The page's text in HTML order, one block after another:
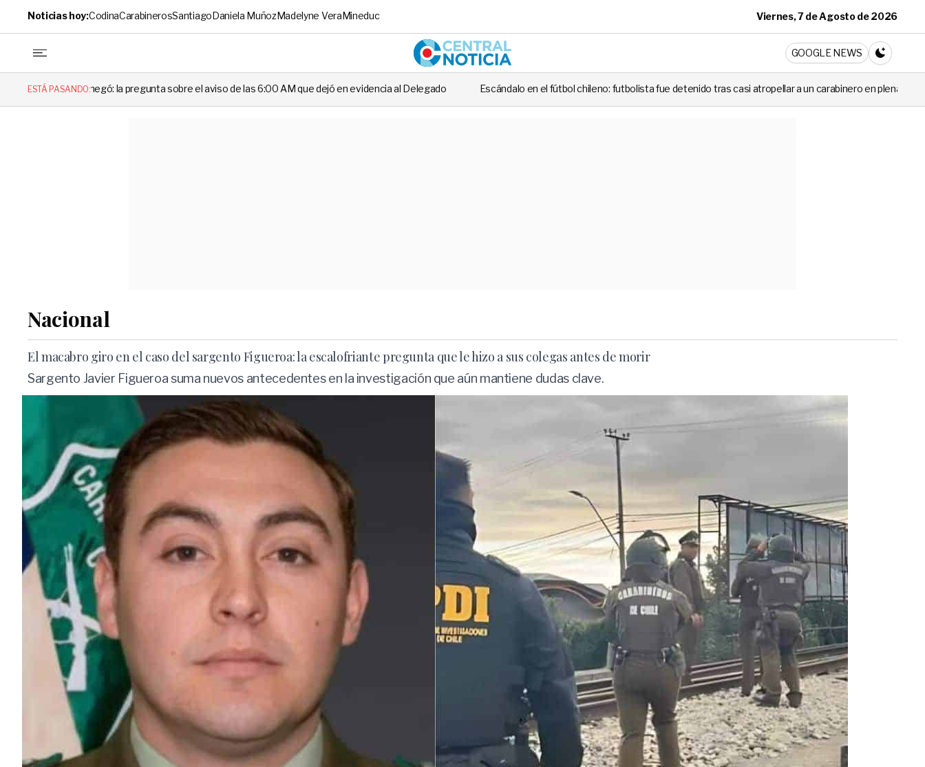
Noticias hoy:CodinaCarabinerosSantiagoDaniela MuñozMadelyne VeraMineduc Viernes, 7 de Agosto de 2026
Central Noticia
GOOGLE NEWS
CAMBIA A
ESTÁ PASANDO:
la pregunta sobre el aviso de las 6:00 AM que dejó en evidencia al Delegado Escándalo en el fútbol chileno: futbolista fue detenido tras casi atropellar a un carabinero en plena fiscalización
Nacional
El macabro giro en el caso del sargento Figueroa: la escalofriante pregunta que le hizo a sus colegas antes de morir
Sargento Javier Figueroa suma nuevos antecedentes en la investigación que aún mantiene dudas clave.